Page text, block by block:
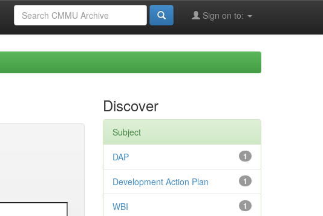
Sign on to:
Discover
Subject
1
DAP
1
Development Action Plan
1
WBI